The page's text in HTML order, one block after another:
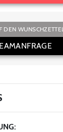
DEN WUNSCHZETTEL